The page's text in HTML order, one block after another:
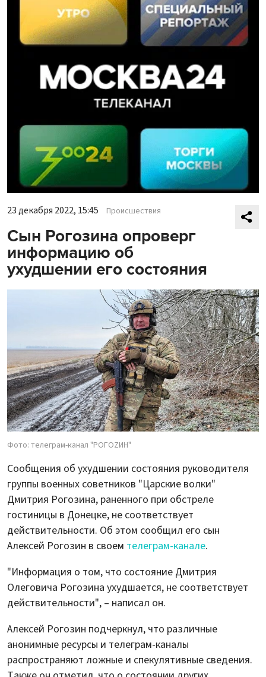
23 декабря 2022, 15:45 Происшествия
Сын Рогозина опроверг
информацию об
ухудшении его состояния
Фото: телеграм-канал "РОГОZИН"
Сообщения об ухудшении состояния руководителя
группы военных советников "Царские волки"
Дмитрия Рогозина, раненного при обстреле
гостиницы в Донецке, не соответствует
действительности. Об этом сообщил его сын
Алексей Рогозин в своем телеграм-канале.
"Информация о том, что состояние Дмитрия
Олеговича Рогозина ухудшается, не соответствует
действительности", – написал он.
Алексей Рогозин подчеркнул, что различные
анонимные ресурсы и телеграм-каналы
распространяют ложные и спекулятивные сведения.